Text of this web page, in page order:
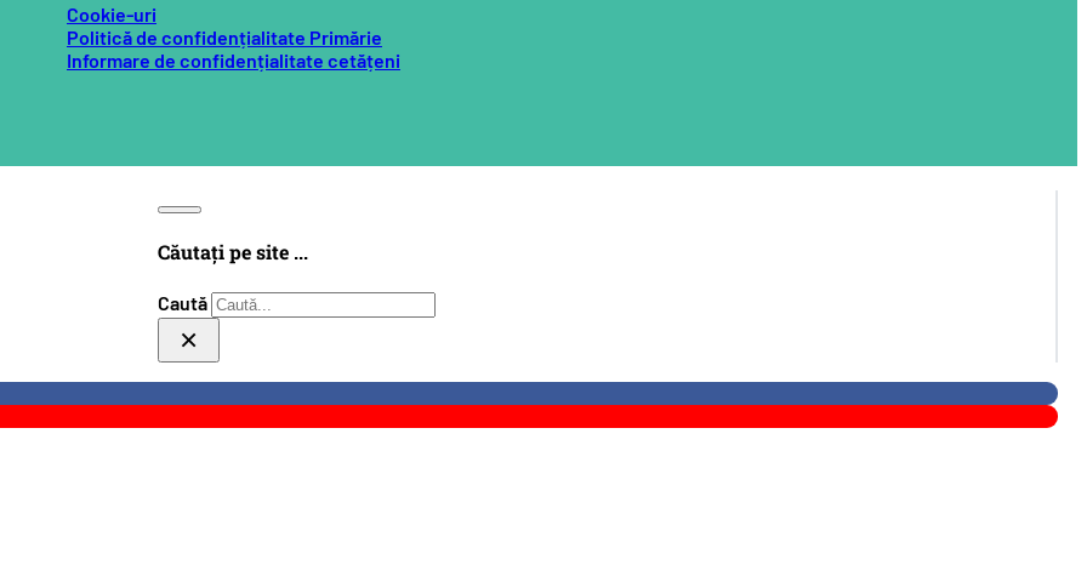
Căutați pe site ...
Caută
×
Cookie-uri
Politică de confidențialitate Primărie
Informare de confidențialitate cetățeni